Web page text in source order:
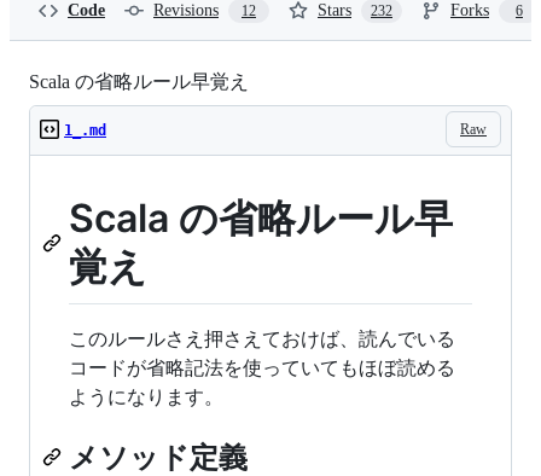
Code Revisions 12 Stars 232 Forks 6
Scala の省略ルール早覚え
Raw
1_.md
Scala の省略ルール早
覚え
このルールさえ押さえておけば、読んでいる
コードが省略記法を使っていてもほぼ読める
ようになります。
メソッド定義